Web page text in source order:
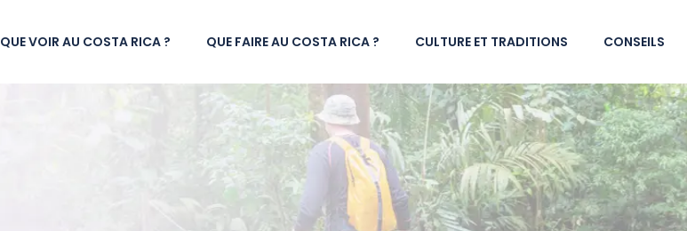
QUE VOIR AU COSTA RICA ? QUE FAIRE AU COSTA RICA ? CULTURE ET TRADITIONS CONSEILS